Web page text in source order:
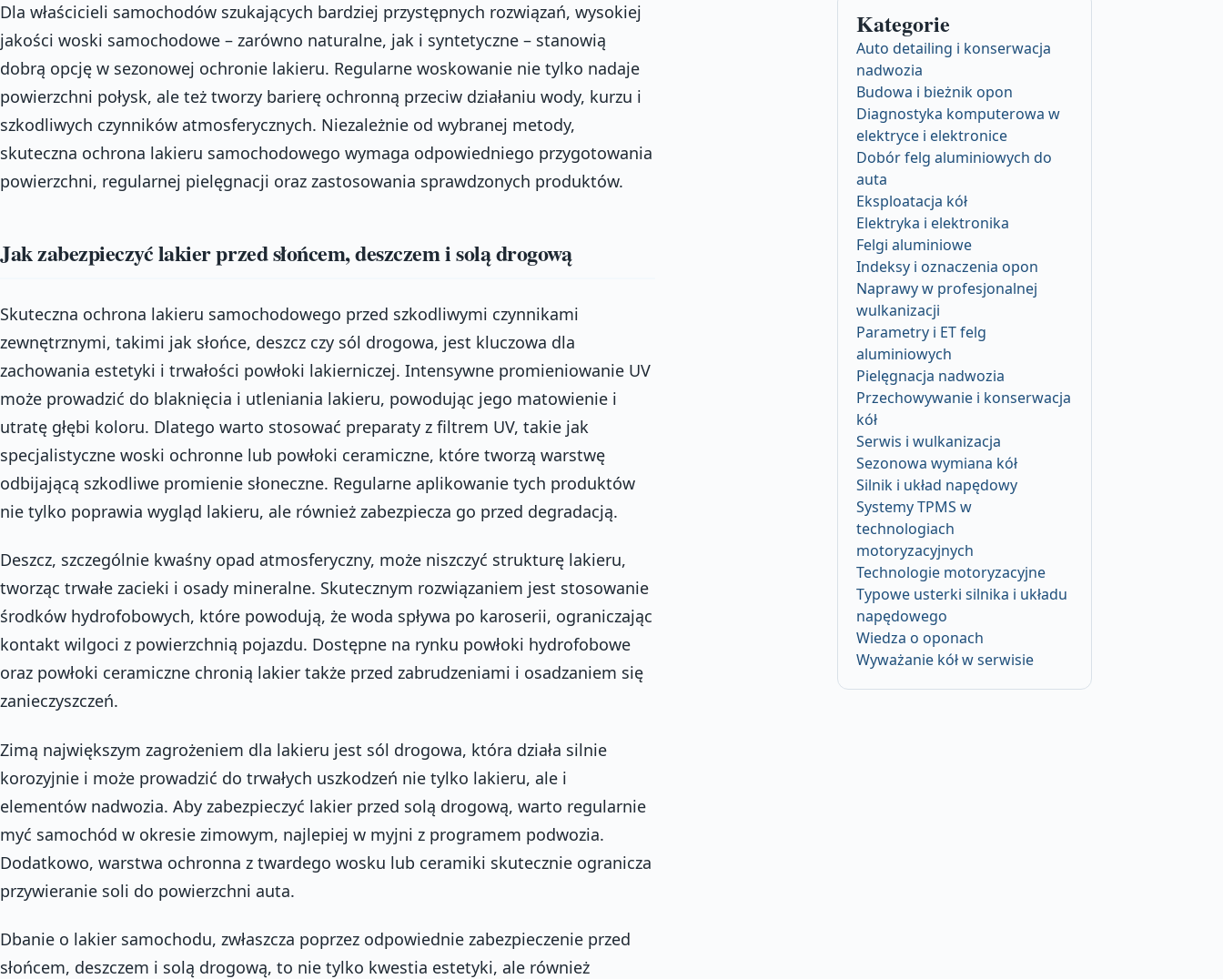
Dla właścicieli samochodów szukających bardziej przystępnych rozwiązań, wysokiej
jakości woski samochodowe – zarówno naturalne, jak i syntetyczne – stanowią
dobrą opcję w sezonowej ochronie lakieru. Regularne woskowanie nie tylko nadaje
powierzchni połysk, ale też tworzy barierę ochronną przeciw działaniu wody, kurzu i
szkodliwych czynników atmosferycznych. Niezależnie od wybranej metody,
skuteczna ochrona lakieru samochodowego wymaga odpowiedniego przygotowania
powierzchni, regularnej pielęgnacji oraz zastosowania sprawdzonych produktów.
Jak zabezpieczyć lakier przed słońcem, deszczem i solą drogową
Skuteczna ochrona lakieru samochodowego przed szkodliwymi czynnikami
zewnętrznymi, takimi jak słońce, deszcz czy sól drogowa, jest kluczowa dla
zachowania estetyki i trwałości powłoki lakierniczej. Intensywne promieniowanie UV
może prowadzić do blaknięcia i utleniania lakieru, powodując jego matowienie i
utratę głębi koloru. Dlatego warto stosować preparaty z filtrem UV, takie jak
specjalistyczne woski ochronne lub powłoki ceramiczne, które tworzą warstwę
odbijającą szkodliwe promienie słoneczne. Regularne aplikowanie tych produktów
nie tylko poprawia wygląd lakieru, ale również zabezpiecza go przed degradacją.
Deszcz, szczególnie kwaśny opad atmosferyczny, może niszczyć strukturę lakieru,
tworząc trwałe zacieki i osady mineralne. Skutecznym rozwiązaniem jest stosowanie
środków hydrofobowych, które powodują, że woda spływa po karoserii, ograniczając
kontakt wilgoci z powierzchnią pojazdu. Dostępne na rynku powłoki hydrofobowe
oraz powłoki ceramiczne chronią lakier także przed zabrudzeniami i osadzaniem się
zanieczyszczeń.
Zimą największym zagrożeniem dla lakieru jest sól drogowa, która działa silnie
korozyjnie i może prowadzić do trwałych uszkodzeń nie tylko lakieru, ale i
elementów nadwozia. Aby zabezpieczyć lakier przed solą drogową, warto regularnie
myć samochód w okresie zimowym, najlepiej w myjni z programem podwozia.
Dodatkowo, warstwa ochronna z twardego wosku lub ceramiki skutecznie ogranicza
przywieranie soli do powierzchni auta.
Dbanie o lakier samochodu, zwłaszcza poprzez odpowiednie zabezpieczenie przed
słońcem, deszczem i solą drogową, to nie tylko kwestia estetyki, ale również
Kategorie
Auto detailing i konserwacja
nadwozia
Budowa i bieżnik opon
Diagnostyka komputerowa w
elektryce i elektronice
Dobór felg aluminiowych do
auta
Eksploatacja kół
Elektryka i elektronika
Felgi aluminiowe
Indeksy i oznaczenia opon
Naprawy w profesjonalnej
wulkanizacji
Parametry i ET felg
aluminiowych
Pielęgnacja nadwozia
Przechowywanie i konserwacja
kół
Serwis i wulkanizacja
Sezonowa wymiana kół
Silnik i układ napędowy
Systemy TPMS w
technologiach
motoryzacyjnych
Technologie motoryzacyjne
Typowe usterki silnika i układu
napędowego
Wiedza o oponach
Wyważanie kół w serwisie